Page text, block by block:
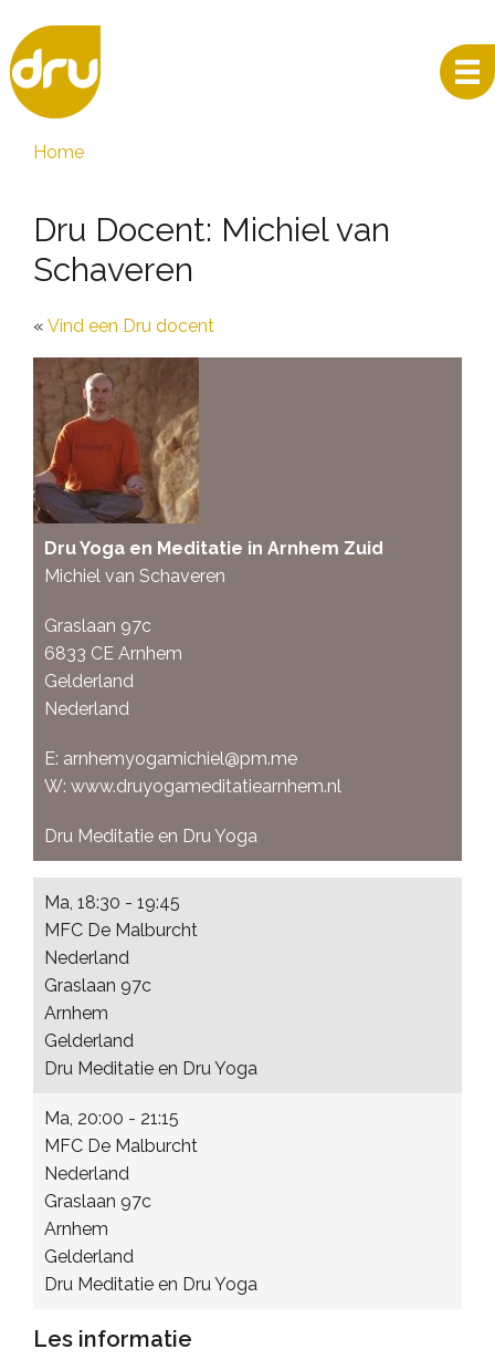
Home
Dru Docent: Michiel van
Schaveren
Vind een Dru docent
Dru Yoga en Meditatie in Arnhem Zuid
Michiel van Schaveren
Graslaan 97c
6833 CE Arnhem
Gelderland
Nederland
E: arnhemyogamichiel@pm.me
W: www.druyogameditatiearnhem.nl
Dru Meditatie en Dru Yoga
Ma, 18:30 - 19:45
MFC De Malburcht
Nederland
Graslaan 97c
Arnhem
Gelderland
Dru Meditatie en Dru Yoga
Ma, 20:00 - 21:15
MFC De Malburcht
Nederland
Graslaan 97c
Arnhem
Gelderland
Dru Meditatie en Dru Yoga
Les informatie